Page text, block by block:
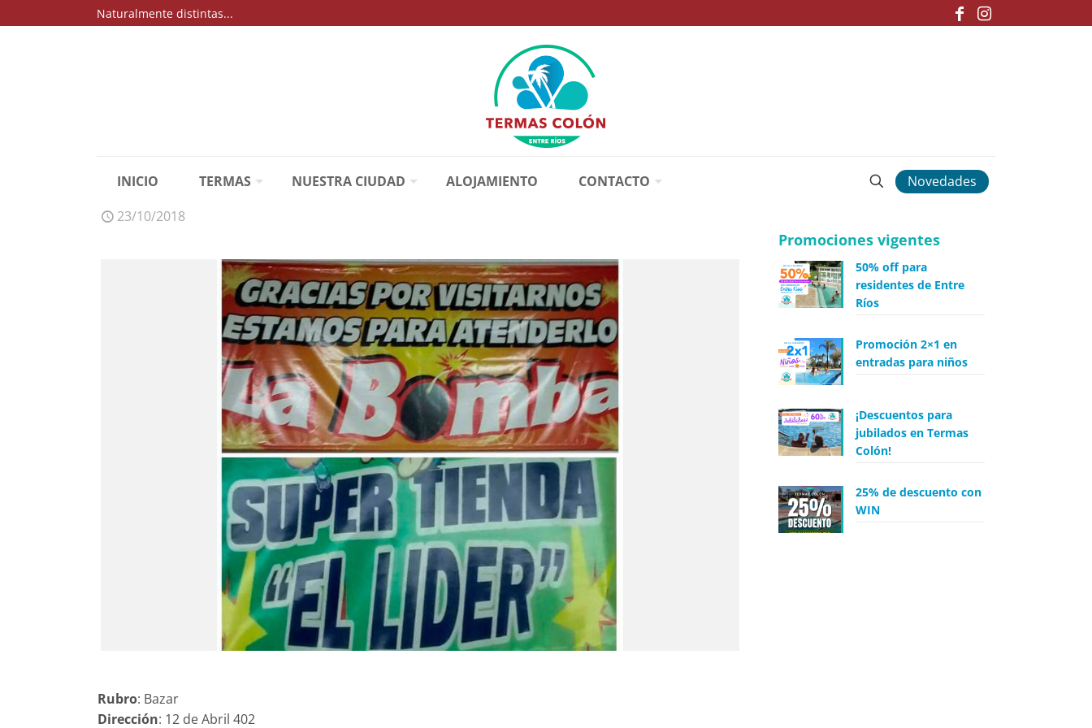
Naturalmente distintas...
INICIO TERMAS NUESTRA CIUDAD ALOJAMIENTO CONTACTO
Novedades
23/10/2018
Rubro: Bazar
Dirección: 12 de Abril 402
Promociones vigentes
50% off para
residentes de Entre
Ríos
Promoción 2×1 en
entradas para niños
¡Descuentos para
jubilados en Termas
Colón!
25% de descuento con
WIN